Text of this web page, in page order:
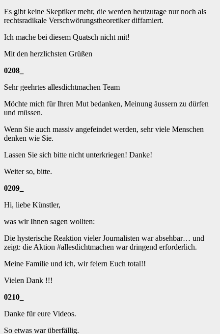
Es gibt keine Skeptiker mehr, die werden heutzutage nur noch als
rechtsradikale Verschwörungstheoretiker diffamiert.
Ich mache bei diesem Quatsch nicht mit!
Mit den herzlichsten Grüßen
0208_
Sehr geehrtes allesdichtmachen Team
Möchte mich für Ihren Mut bedanken, Meinung äussern zu dürfen
und müssen.
Wenn Sie auch massiv angefeindet werden, sehr viele Menschen
denken wie Sie.
Lassen Sie sich bitte nicht unterkriegen! Danke!
Weiter so, bitte.
0209_
Hi, liebe Künstler,
was wir Ihnen sagen wollten:
Die hysterische Reaktion vieler Journalisten war absehbar… und
zeigt: die Aktion #allesdichtmachen war dringend erforderlich.
Meine Familie und ich, wir feiern Euch total!!
Vielen Dank !!!
0210_
Danke für eure Videos.
So etwas war überfällig.